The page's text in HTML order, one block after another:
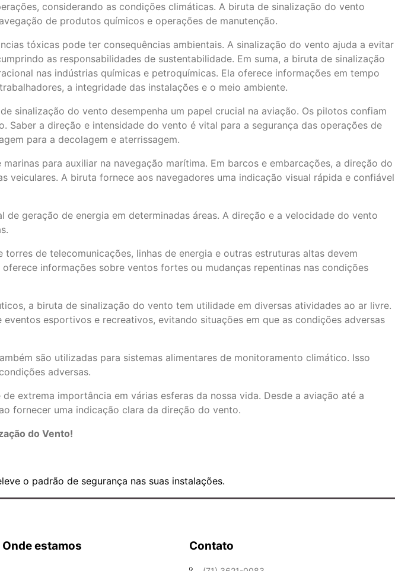
considerando as condições climáticas. A biruta de sinalização do vento
de produtos químicos e operações de manutenção.
tóxicas pode ter consequências ambientais. A sinalização do vento ajuda a evitar
as responsabilidades de sustentabilidade. Em suma, a biruta de sinalização
nas indústrias químicas e petroquímicas. Ela oferece informações em tempo
a integridade das instalações e o meio ambiente.
sinalização do vento desempenha um papel crucial na aviação. Os pilotos confiam
a direção e intensidade do vento é vital para a segurança das operações de
para a decolagem e aterrissagem.
para auxiliar na navegação marítima. Em barcos e embarcações, a direção do
A biruta fornece aos navegadores uma indicação visual rápida e confiável
geração de energia em determinadas áreas. A direção e a velocidade do vento
de telecomunicações, linhas de energia e outras estruturas altas devem
informações sobre ventos fortes ou mudanças repentinas nas condições
a biruta de sinalização do vento tem utilidade em diversas atividades ao ar livre.
esportivos e recreativos, evitando situações em que as condições adversas
são utilizadas para sistemas alimentares de monitoramento climático. Isso
adversas.
extrema importância em várias esferas da nossa vida. Desde a aviação até a
fornecer uma indicação clara da direção do vento.
do Vento!
o padrão de segurança nas suas instalações.
Onde estamos Contato